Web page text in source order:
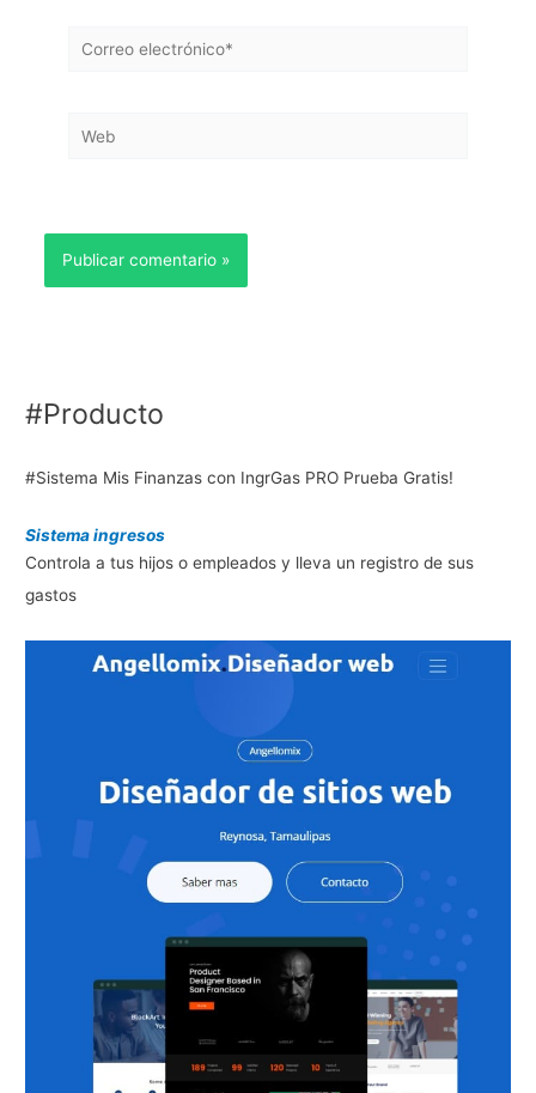
Correo
Web
#Producto
#Sistema Mis Finanzas con IngrGas PRO Prueba Gratis!
Sistema ingresos
Controla a tus hijos o empleados y lleva un registro de sus
gastos